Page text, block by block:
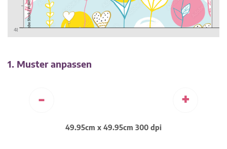
1. Muster anpassen
- +
49.95cm x 49.95cm 300 dpi